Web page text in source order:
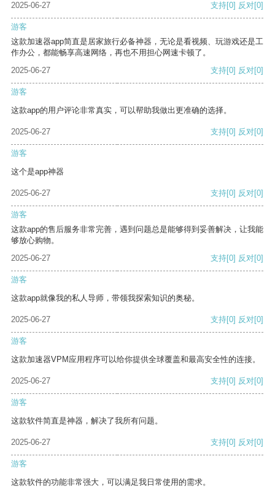
2025-06-27 支持[0] 反对[0]
游客
这款加速器app简直是居家旅行必备神器，无论是看视频、玩游戏还是工
作办公，都能畅享高速网络，再也不用担心网速卡顿了。
2025-06-27
支持[0] 反对[0]
游客
这款app的用户评论非常真实，可以帮助我做出更准确的选择。
2025-06-27 支持[0] 反对[0]
游客
这个是app神器
2025-06-27 支持[0] 反对[0]
游客
这款app的售后服务非常完善，遇到问题总是能够得到妥善解决，让我能
够放心购物。
2025-06-27
支持[0] 反对[0]
游客
这款app就像我的私人导师，带领我探索知识的奥秘。
2025-06-27 支持[0] 反对[0]
游客
这款加速器VPM应用程序可以给你提供全球覆盖和最高安全性的连接。
2025-06-27 支持[0] 反对[0]
游客
这款软件简直是神器，解决了我所有问题。
2025-06-27 支持[0] 反对[0]
游客
这款软件的功能非常强大，可以满足我日常使用的需求。